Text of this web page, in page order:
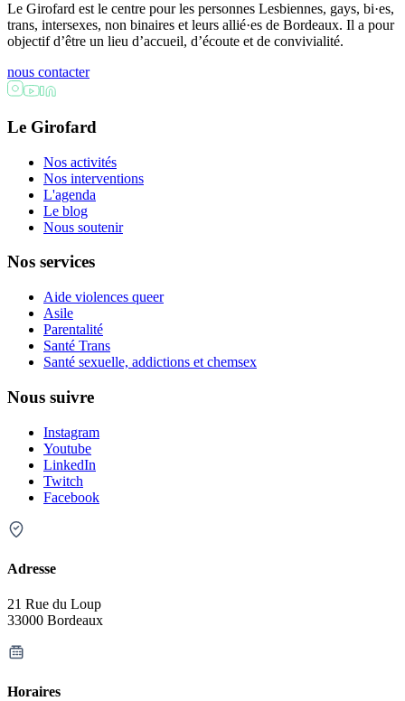
Le Girofard est le centre pour les personnes Lesbiennes, gays, bi·es,
trans, intersexes, non binaires et leurs allié·es de Bordeaux. Il a pour
objectif d’être un lieu d’accueil, d’écoute et de convivialité.
nous contacter
Le Girofard
Nos activités
Nos interventions
L'agenda
Le blog
Nous soutenir
Nos services
Aide violences queer
Asile
Parentalité
Santé Trans
Santé sexuelle, addictions et chemsex
Nous suivre
Instagram
Youtube
LinkedIn
Twitch
Facebook
Adresse
21 Rue du Loup
33000 Bordeaux
Horaires